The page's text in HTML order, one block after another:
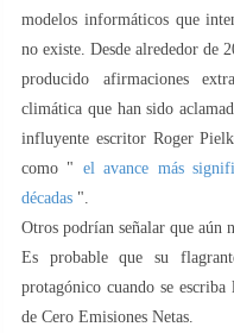
modelos informáticos que
no existe. Desde alrededor de
producido afirmaciones
climática que han sido
influyente escritor Roger
como " el avance más
décadas ".
Otros podrían señalar que aún
Es probable que su
protagónico cuando se
de Cero Emisiones Netas.